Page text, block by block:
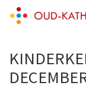
Skip
(Press
Enter)
Oud-
aan 't Melkpad